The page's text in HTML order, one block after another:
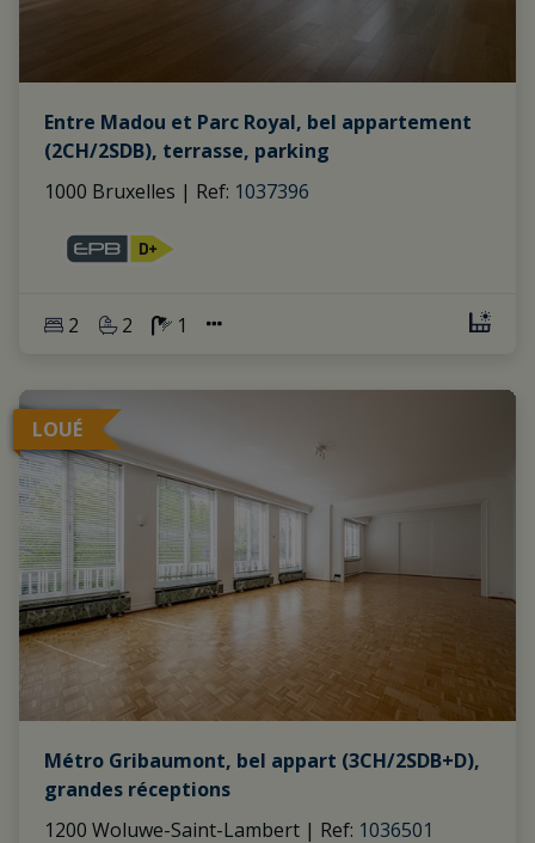
Entre Madou et Parc Royal, bel appartement
(2CH/2SDB), terrasse, parking
1000 Bruxelles | Ref: 1037396
2 2 1
LOUÉ
Métro Gribaumont, bel appart (3CH/2SDB+D),
grandes réceptions
1200 Woluwe-Saint-Lambert | Ref: 1036501